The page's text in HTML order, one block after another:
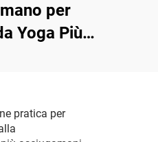
per
Yoga Più
pratica per